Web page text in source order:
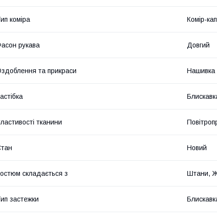
коміра Комір-
рукава Довгий
та прикраси Нашивка
тканини
Новий
складається з Штани,
застежки